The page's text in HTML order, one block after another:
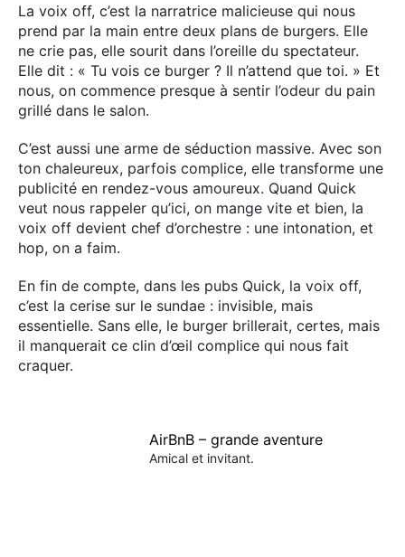
La voix off, c’est la narratrice malicieuse qui nous
prend par la main entre deux plans de burgers. Elle
ne crie pas, elle sourit dans l’oreille du spectateur.
Elle dit : « Tu vois ce burger ? Il n’attend que toi. » Et
nous, on commence presque à sentir l’odeur du pain
grillé dans le salon.
C’est aussi une arme de séduction massive. Avec son
ton chaleureux, parfois complice, elle transforme une
publicité en rendez-vous amoureux. Quand Quick
veut nous rappeler qu’ici, on mange vite et bien, la
voix off devient chef d’orchestre : une intonation, et
hop, on a faim.
En fin de compte, dans les pubs Quick, la voix off,
c’est la cerise sur le sundae : invisible, mais
essentielle. Sans elle, le burger brillerait, certes, mais
il manquerait ce clin d’œil complice qui nous fait
craquer.
AirBnB – grande aventure
Amical et invitant.
Rechercher